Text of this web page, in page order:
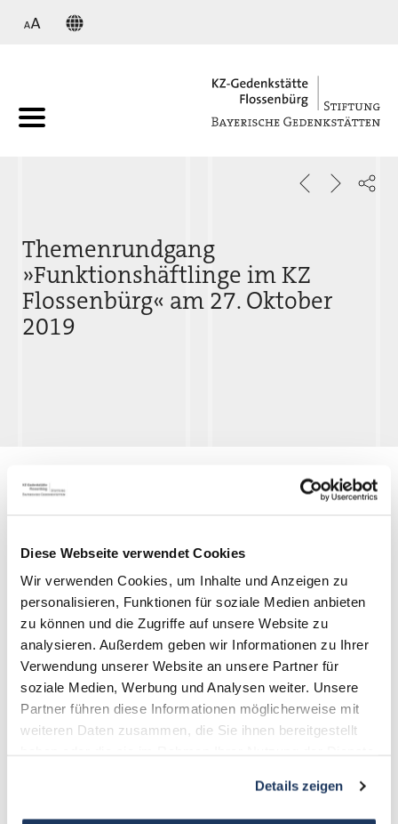
Diese Webseite verwendet Cookies
Wir verwenden Cookies, um Inhalte und Anzeigen zu
personalisieren, Funktionen für soziale Medien anbieten
zu können und die Zugriffe auf unsere Website zu
analysieren. Außerdem geben wir Informationen zu Ihrer
Verwendung unserer Website an unsere Partner für
soziale Medien, Werbung und Analysen weiter. Unsere
Partner führen diese Informationen möglicherweise mit
weiteren Daten zusammen, die Sie ihnen bereitgestellt
Details zeigen
Themenrundgang
»Funktionshäftlinge im KZ
Flossenbürg« am 27. Oktober
2019
Gedächtnisallee 5
D-92696 Flossenbürg
+49 9603-90390-0
information@gedenkstaette-flossenbuerg.de
Kontakt
O nás